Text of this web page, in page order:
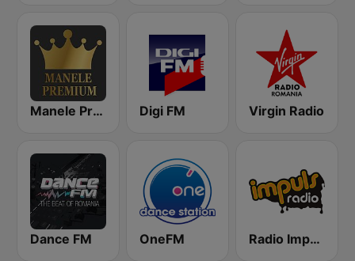
Manele Premium Digi FM Virgin Radio
Dance FM OneFM Radio Impuls 101.5 FM